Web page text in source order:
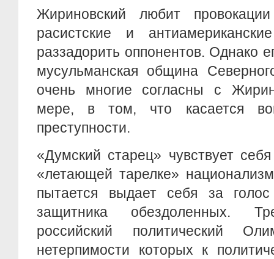
Жириновский любит
расистские и
раззадорить оппонентов. Однако
мусульманская община
очень многие согласны с
мере, в том, что касается
преступности.
«Думский старец» чувствует
«летающей тарелке»
пытается выдает себя за
защитника обездоленных.
российский политический
нетерпимости которых к